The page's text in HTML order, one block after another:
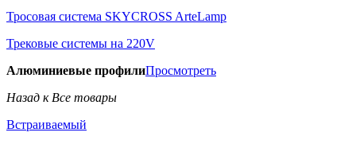
Тросовая система SKYCROSS ArteLamp
Трековые системы на 220V
Алюминиевые профилиПросмотреть
Назад к Все товары
Встраиваемый